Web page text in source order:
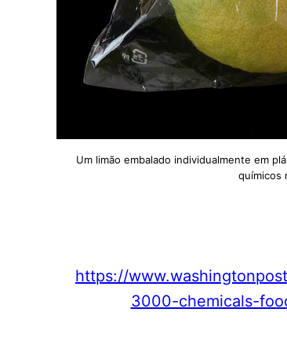
Um limão embalado individualmente em
químicos
https://
3000-chemicals-